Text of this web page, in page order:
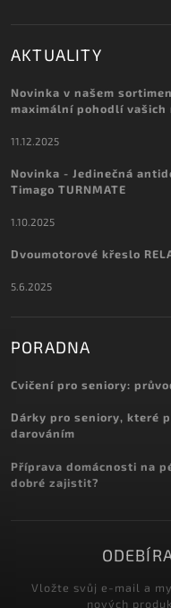
AKTUALITY
Novinka v našem
maximální pohodlí vašich
11.12.2025
Novinka - Jedinečná
Timago TURNMATE
1.10.2025
Dvoumotorové křeslo
5.6.2025
PORADNA
Cvičení pro seniory:
Dárky pro seniory, které
darováním
Příprava domácnosti na
dobré zajistit?
Vložte svůj e-mail a
nových